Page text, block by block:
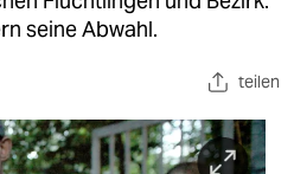
seine Abwahl.
teilen